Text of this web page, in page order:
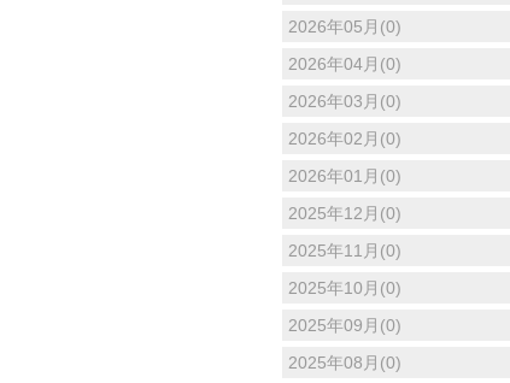
2026年05月(0)
2026年04月(0)
2026年03月(0)
2026年02月(0)
2026年01月(0)
2025年12月(0)
2025年11月(0)
2025年10月(0)
2025年09月(0)
2025年08月(0)